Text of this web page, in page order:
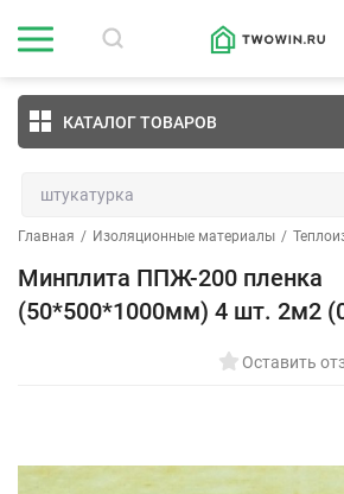
КАТАЛОГ ТОВАРОВ
Главная / Изоляционные материалы /
Минплита ППЖ-200 пленка
(50*500*1000мм) 4 шт. 2м2
Оставить